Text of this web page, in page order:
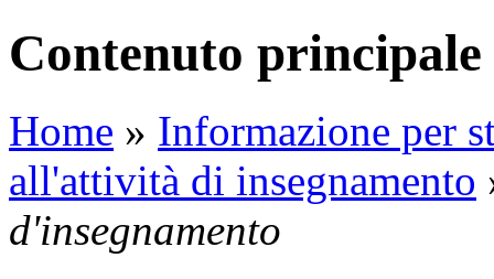
Contenuto principale
Home » Informazione per
all'attività di insegnamento
d'insegnamento